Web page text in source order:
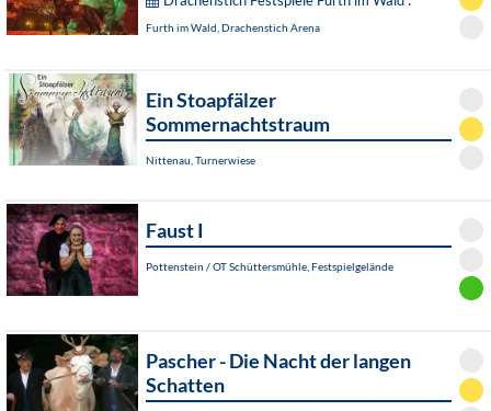
Furth im Wald, Drachenstich Arena
Ein Stoapfälzer
Sommernachtstraum
Nittenau, Turnerwiese
Faust I
Pottenstein / OT Schüttersmühle, Festspielgelände
Pascher - Die Nacht der langen
Schatten